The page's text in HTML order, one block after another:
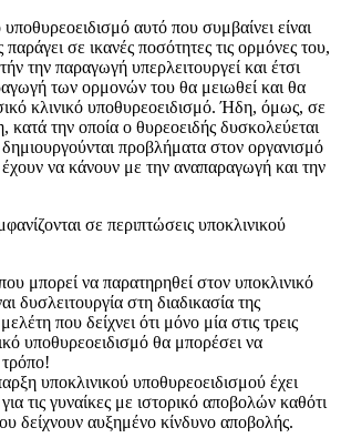
αυτό που συμβαίνει είναι
σε ικανές ποσότητες τις ορμόνες του,
την παραγωγή υπερλειτουργεί και έτσι
των ορμονών του θα μειωθεί και θα
κλινικό υποθυρεοειδισμό. Ήδη, όμως, σε
κατά την οποία ο θυρεοειδής δυσκολεύεται
προβλήματα στον οργανισμό
να κάνουν με την αναπαραγωγή και την
σε περιπτώσεις υποκλινικού
μπορεί να παρατηρηθεί στον υποκλινικό
δυσλειτουργία στη διαδικασία της
που δείχνει ότι μόνο μία στις τρεις
υποθυρεοειδισμό θα μπορέσει να
υποκλινικού υποθυρεοειδισμού έχει
τις γυναίκες με ιστορικό αποβολών καθότι
δείχνουν αυξημένο κίνδυνο αποβολής.